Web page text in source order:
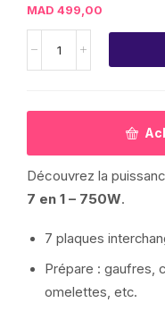
MAD 499,00
Découvrez la
7 en 1 – 750W.
7 plaques
Prépare : gaufres,
omelettes, etc.